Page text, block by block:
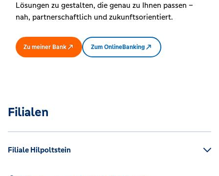
Lösungen zu gestalten, die genau zu Ihnen passen –
nah, partnerschaftlich und zukunftsorientiert.
Zu meiner Bank Zum OnlineBanking
Filialen
Filiale Hilpoltstein